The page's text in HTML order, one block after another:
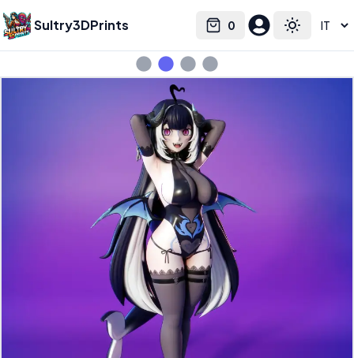
Sultry3DPrints 0
Cart Toggle
Select language